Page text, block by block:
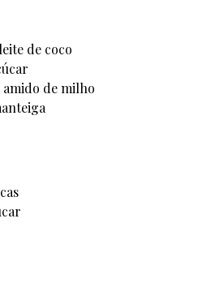
de coco
amido de milho